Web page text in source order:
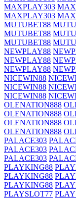
MAXPLAY303
MAXPLAY303
MUTUBET88
MUTUBET88
MUTUBET88
NEWPLAY88
NEWPLAY88
NEWPLAY88
NICEWIN88
NICEWIN88
NICEWIN88
OLENATION888
OLENATION888
OLENATION888
OLENATION888
PALACE303
PALACE303
PALACE303
PLAYKING88
PLAYKING88
PLAYKING88
PLAYSLOT77